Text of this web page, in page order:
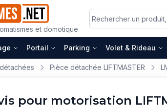
et domotique
Portail Parking Volet & Rideau
Pièce détachée LIFTMASTER
pour motorisation